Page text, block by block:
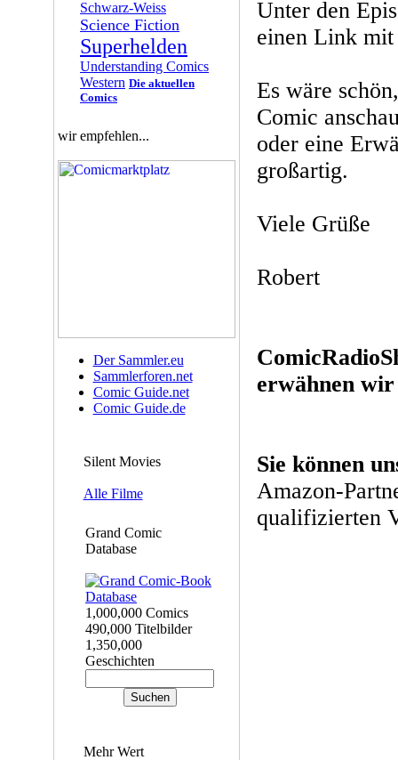
Schwarz-Weiss
Science Fiction
Superhelden
Understanding Comics
Western Die aktuellen
Comics
wir empfehlen...
Der Sammler.eu
Sammlerforen.net
Comic Guide.net
Comic Guide.de
Silent Movies
Alle Filme
Grand Comic
Database
1,000,000 Comics
490,000 Titelbilder
1,350,000
Geschichten
Mehr Wert
Unter den
einen Link mit
Es wäre
Comic
oder eine
großartig.
Viele Grüße
Robert
erwähnen
Sie können
Amazon-
qualifizierten